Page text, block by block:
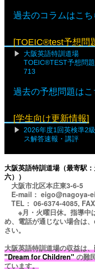
過去のコラムはこち
[TOEIC®test予想問
大阪英語特訓道場
TOEIC®TEST予想問
713
過去の予想問題はこ
[学生向け更新情報]
2026年度1回英検準2
ス解答速報・講評
大阪英語特訓道場（最寄駅
六））
大阪市北区本庄東3-6-5
E-mail： eigo@nagoya-
TEL： 06-6374-4085,
※月・火曜日休。指導中
め、電話が通じない場合は
さい。
大阪英語特訓道場の収益は、
"Dream for Children"の難
ています。